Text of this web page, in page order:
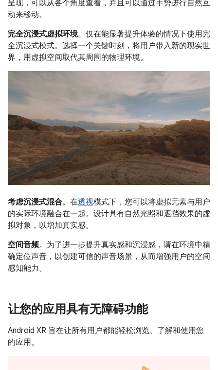
呈现，可以从各个角度查看，并且可以通过手势进行自然互
动来移动。
完全沉浸式虚拟环境。仅在能显著提升体验的情况下使用完
全沉浸式模式。选择一个关键时刻，将用户带入新的现实世
界，用虚拟空间取代其周围的物理环境。
考虑沉浸式混合。在透视模式下，您可以将虚拟元素与用户
的实际环境融合在一起。设计具有自然光照和遮挡效果的虚
拟对象，以增加真实感。
空间音频。为了进一步提升真实感和沉浸感，请在环境中精
确定位声音，以创建可信的声音场景，从而增强用户的空间
感知能力。
让您的应用具有无障碍功能
Android XR 旨在让所有用户都能轻松浏览、了解和使用您
的应用。